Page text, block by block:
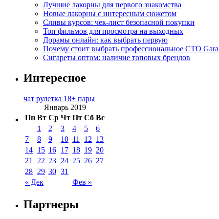
Лучшие лакорны для первого знакомства
Новые лакорны с интересным сюжетом
Сливы курсов: чек-лист безопасной покупки
Топ фильмов для просмотра на выходных
Дорамы онлайн: как выбрать первую
Почему стоит выбрать профессиональное СТО
Сигареты оптом: наличие топовых брендов
Интересное
чат рулетка 18+ пары
Январь 2019
Пн Вт Ср Чт Пт Сб Вс
« Дек Фев »
1 2 3 4 5
6
7
8 9 10 11 12 13
14 15 16 17 18 19 20
21
22 23 24 25 26 27
28 29 30 31
Партнеры